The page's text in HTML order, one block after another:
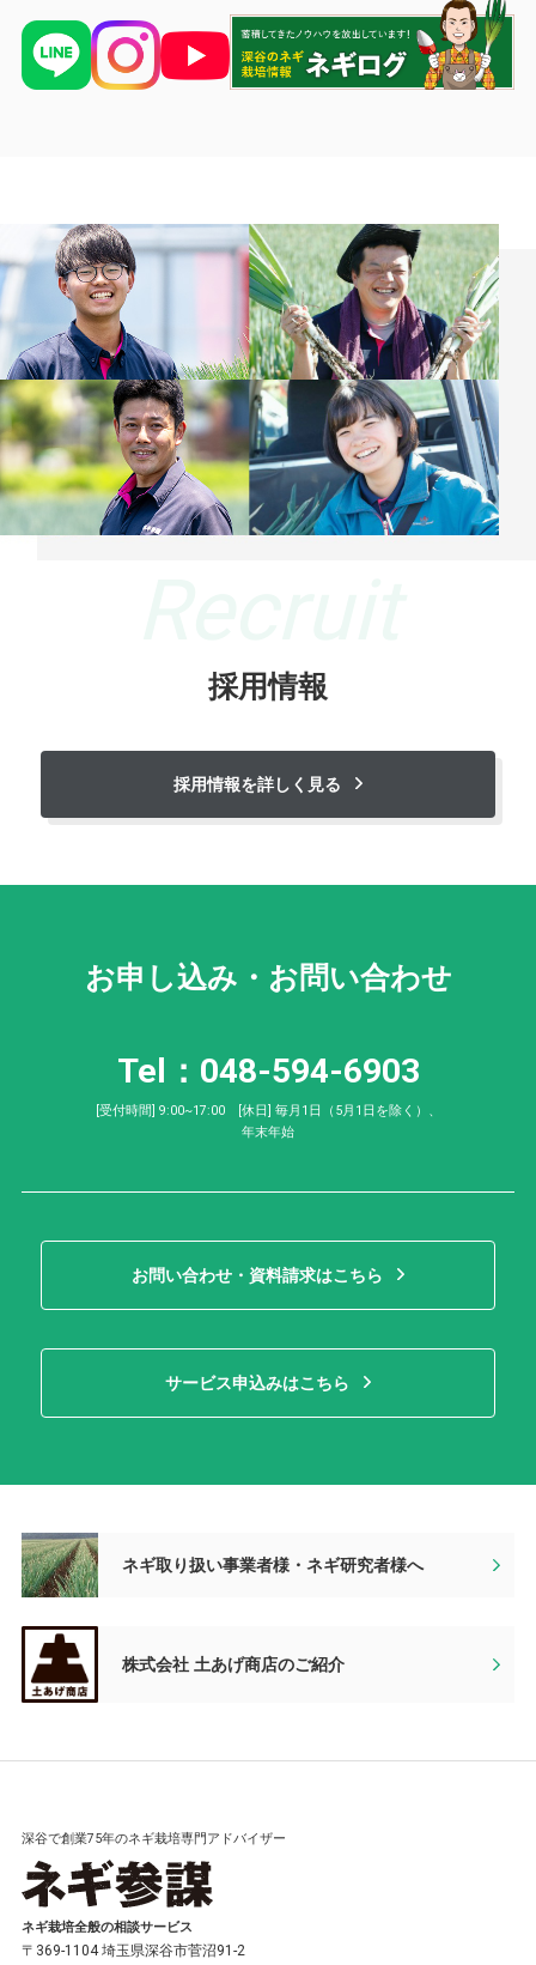
採用情報
採用情報を詳しく見る
お申し込み・お問い合わせ
Tel：048-594-6903
[受付時間] 9:00~17:00 [休日] 毎月1日（5月1日を除く）、
年末年始
お問い合わせ・資料請求はこちら
サービス申込みはこちら
ネギ取り扱い事業者様・ネギ研究者様へ
株式会社 土あげ商店のご紹介
深谷で創業75年のネギ栽培専門アドバイザー
ネギ栽培全般の相談サービス
〒369-1104 埼玉県深谷市菅沼91-2